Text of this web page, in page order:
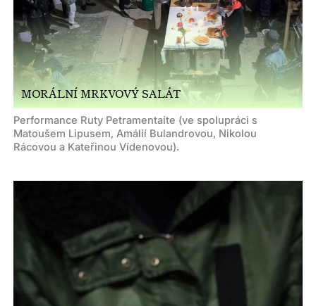
MORÁLNÍ MRKVOVÝ SALÁT
Performance Ruty Petramentaite (ve spolupráci s
Matoušem Lipusem, Amálií Bulandrovou, Nikolou
Rácovou a Kateřinou Vídenovou).